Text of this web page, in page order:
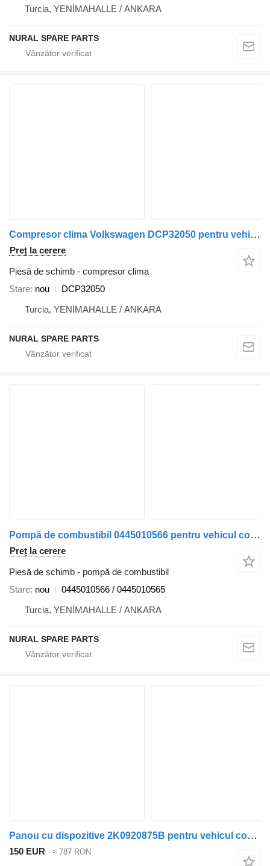
Turcia, YENİMAHALLE / ANKARA
NURAL SPARE PARTS
Compresor clima Volkswagen DCP32050 pentru vehicul comercial Volkswagen Transporter
Preț la cerere
Piesă de schimb - compresor clima
Stare nou
DCP32050
Turcia, YENİMAHALLE / ANKARA
NURAL SPARE PARTS
Pompă de combustibil 0445010566 pentru vehicul comercial Volkswagen crafter
Preț la cerere
Piesă de schimb - pompă de combustibil
Stare nou
0445010566 / 0445010565
Turcia, YENİMAHALLE / ANKARA
NURAL SPARE PARTS
Panou cu dispozitive 2K0920875B pentru vehicul comercial Volkswagen Caddy 2010>2015
150 EUR ≈ 787 RON